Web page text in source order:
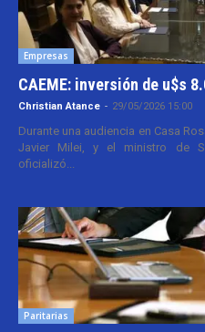
Empresas
CAEME: inversión de u$s
Christian Atance - 29/05/2026 15:00
Durante una audiencia en Casa
Javier Milei, y el ministro de
oficializó...
Paritarias